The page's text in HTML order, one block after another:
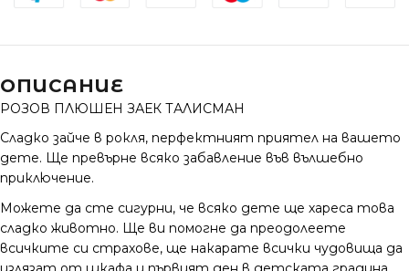
ОПИСАНИЕ
РОЗОВ ПЛЮШЕН ЗАЕК ТАЛИСМАН
Сладко зайче в рокля, перфектният приятел на вашето
дете. Ще превърне всяко забавление във вълшебно
приключение.
Можете да сте сигурни, че всяко дете ще хареса това
сладко животно. Ще ви помогне да преодолеете
всичките си страхове, ще накарате всички чудовища да